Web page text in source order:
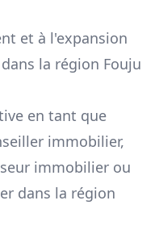
et à l'expansion
la région Fouju
en tant que
immobilier,
immobilier ou
dans la région